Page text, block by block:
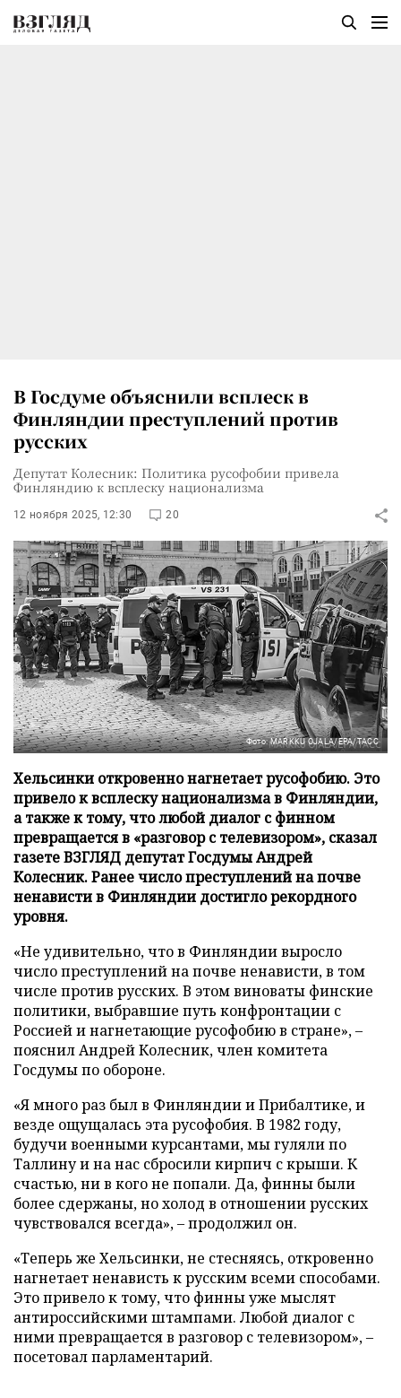
В Госдуме объяснили всплеск в
Финляндии преступлений против
русских
Депутат Колесник: Политика русофобии привела
Финляндию к всплеску национализма
12 ноября 2025, 12:30 20
Фото: MARKKU OJALA/EPA/ТАСС
Хельсинки откровенно нагнетает русофобию. Это
привело к всплеску национализма в Финляндии,
а также к тому, что любой диалог с финном
превращается в «разговор с телевизором», сказал
газете ВЗГЛЯД депутат Госдумы Андрей
Колесник. Ранее число преступлений на почве
ненависти в Финляндии достигло рекордного
уровня.
«Не удивительно, что в Финляндии выросло
число преступлений на почве ненависти, в том
числе против русских. В этом виноваты финские
политики, выбравшие путь конфронтации с
Россией и нагнетающие русофобию в стране», –
пояснил Андрей Колесник, член комитета
Госдумы по обороне.
«Я много раз был в Финляндии и Прибалтике, и
везде ощущалась эта русофобия. В 1982 году,
будучи военными курсантами, мы гуляли по
Таллину и на нас сбросили кирпич с крыши. К
счастью, ни в кого не попали. Да, финны были
более сдержаны, но холод в отношении русских
чувствовался всегда», – продолжил он.
«Теперь же Хельсинки, не стесняясь, откровенно
нагнетает ненависть к русским всеми способами.
Это привело к тому, что финны уже мыслят
антироссийскими штампами. Любой диалог с
ними превращается в разговор с телевизором», –
посетовал парламентарий.